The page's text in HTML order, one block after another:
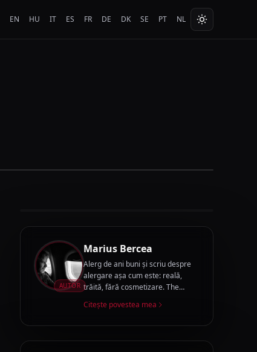
EN HU IT ES FR DE DK SE PT NL
AUTOR
Marius Bercea
Alerg de ani buni și scriu despre
alergare așa cum este: reală,
trăită, fără cosmetizare. The
acestui drum.
Citește povestea mea